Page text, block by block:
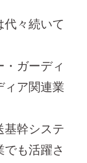
代々続いて
ガーディ
ィア関連業
基幹システ
も活躍さ